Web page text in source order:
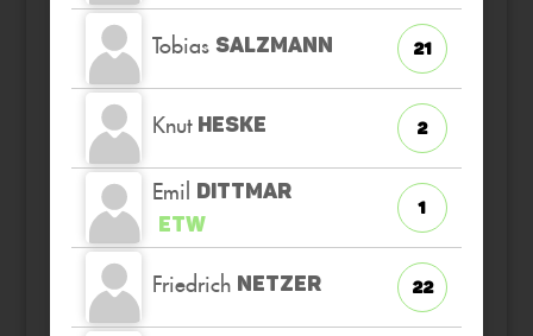
Tobias SALZMANN 21
Knut HESKE 2
Emil DITTMAR
ETW
1
Friedrich NETZER 22